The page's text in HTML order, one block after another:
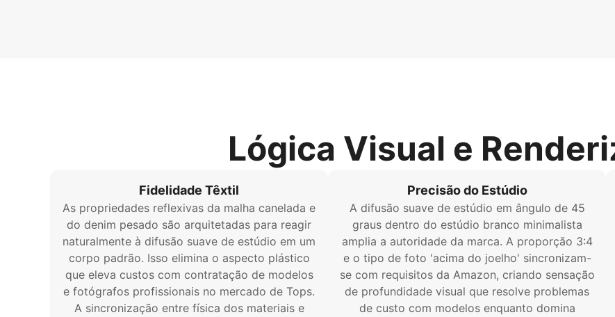
Lógica Visual e
Fidelidade Têxtil
As propriedades reflexivas da malha canelada e
do denim pesado são arquitetadas para reagir
naturalmente à difusão suave de estúdio em um
corpo padrão. Isso elimina o aspecto plástico
que eleva custos com contratação de modelos
e fotógrafos profissionais no mercado de Tops.
A sincronização entre física dos materiais e
Precisão do Estúdio
A difusão suave de estúdio em ângulo de 45
graus dentro do estúdio branco minimalista
amplia a autoridade da marca. A proporção 3:4
e o tipo de foto 'acima do joelho' sincronizam-
se com requisitos da Amazon, criando sensação
de profundidade visual que resolve problemas
de custo com modelos enquanto domina